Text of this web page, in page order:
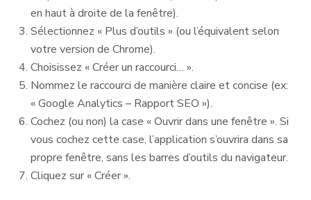
en haut à droite de la fenêtre).
Sélectionnez « Plus d’outils » (ou l’équivalent selon
votre version de Chrome).
Choisissez « Créer un raccourci… ».
Nommez le raccourci de manière claire et concise (ex:
« Google Analytics – Rapport SEO »).
Cochez (ou non) la case « Ouvrir dans une fenêtre ». Si
vous cochez cette case, l’application s’ouvrira dans sa
propre fenêtre, sans les barres d’outils du navigateur.
Cliquez sur « Créer ».